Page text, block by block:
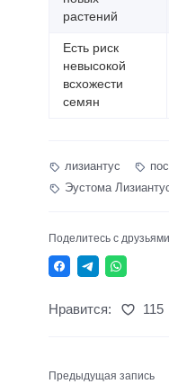
растений
Есть риск
невысокой
всхожести
семян
лизиантус
Эустома
Поделитесь с друзьями
Нравится: 115
Предыдущая запись